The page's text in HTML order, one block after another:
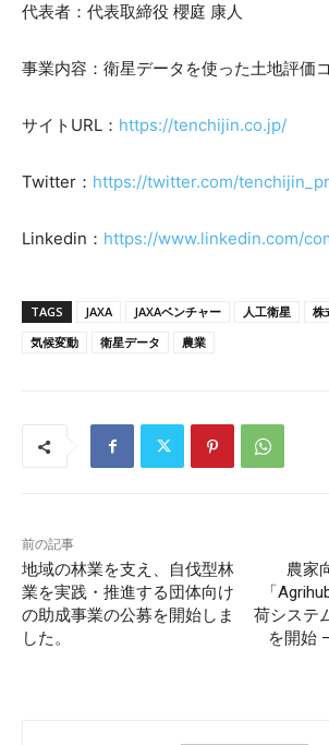
代表者：代表取締役 櫻庭 康人
事業内容：衛星データを使った土地評価
サイトURL： https://tenchijin.co.jp/
Twitter： https://twitter.com/tenchijin_pr
Linkedin： https://www.linkedin.com/
TAGS JAXA JAXAベンチャー 人工衛星
株
気候変動
衛星データ 農業
前の記事
地域の林業を支え、自伐型林
業を実践・推進する団体向け
の助成事業の公募を開始しま
した。
農家
「
荷システ
を開始